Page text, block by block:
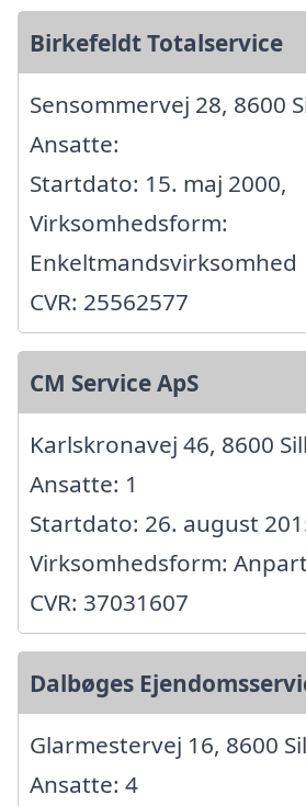
Birkefeldt Totalservice
Sensommervej 28, 8600
Ansatte:
Startdato: 15. maj 2000,
Virksomhedsform:
Enkeltmandsvirksomhed
CVR: 25562577
CM Service ApS
Karlskronavej 46, 8600
Ansatte: 1
Startdato: 26. august
Virksomhedsform:
CVR: 37031607
Dalbøges
Glarmestervej 16, 8600
Ansatte: 4